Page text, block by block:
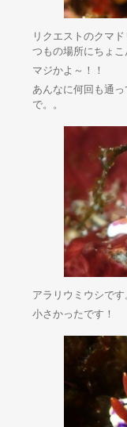
リクエストのクマ
つもの場所にちょこ
マジかよ～！！
あんなに何回も通
で。。
アラリウミウシです
小さかったです！